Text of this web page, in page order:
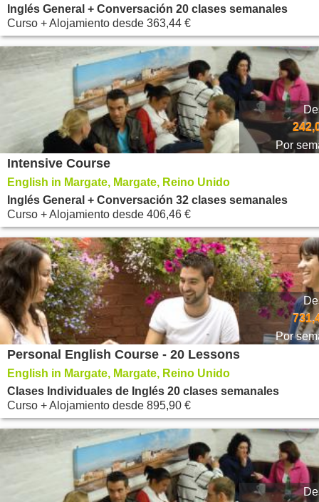
Inglés General + Conversación 20 clases semanales
Curso + Alojamiento desde 363,44 €
Por
Intensive Course
English in Margate, Margate, Reino Unido
Inglés General + Conversación 32 clases semanales
Curso + Alojamiento desde 406,46 €
Por
Personal English Course - 20 Lessons
English in Margate, Margate, Reino Unido
Clases Individuales de Inglés 20 clases semanales
Curso + Alojamiento desde 895,90 €